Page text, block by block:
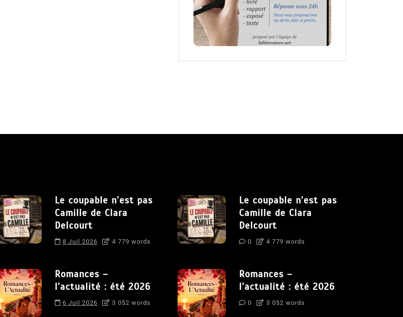
Le coupable n’est pas
Camille de Clara
Delcourt
8 Juil 2026 4 779 words
Romances –
l’actualité : été 2026
6 Juil 2026 3 052 words
Le coupable n’est pas
Camille de Clara
Delcourt
0 4 779 words
Romances –
l’actualité : été 2026
0 3 052 words